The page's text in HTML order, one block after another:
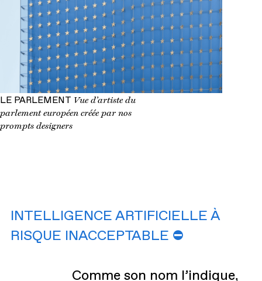
LE PARLEMENT Vue d’artiste du
parlement européen créée par nos
prompts designers
INTELLIGENCE ARTIFICIELLE À
RISQUE INACCEPTABLE ⛔
Comme son nom l’indique,